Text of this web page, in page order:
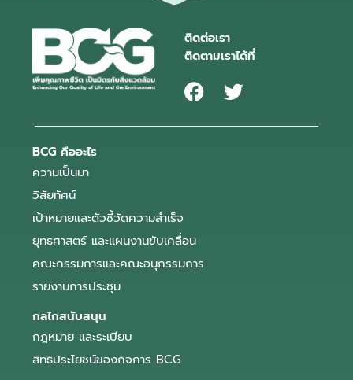
ติดต่อเรา
ติดตามเราได้ที่
BCG คืออะไร
ความเป็นมา
วิสัยทัศน์
เป้าหมายและตัวชี้วัดความสำเร็จ
ยุทธศาสตร์ และแผนงานขับเคลื่อน
คณะกรรมการและคณะอนุกรรมการ
รายงานการประชุม
กลไกสนับสนุน
กฎหมาย และระเบียบ
สิทธิประโยชน์ของกิจการ BCG